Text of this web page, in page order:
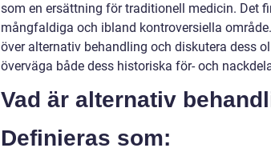
som en ersättning för traditionell medicin. Det
mångfaldiga och ibland kontroversiella
över alternativ behandling och diskutera dess
överväga både dess historiska för- och
Vad är alternativ
Definieras som: